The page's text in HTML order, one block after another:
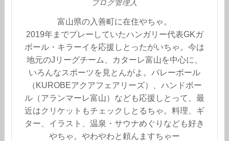
ブログ管理人
富山県の入善町に在住やちゃ。
2019年までプレーしていたハンガリー代表GKガ
ボール・キラーイを応援しとったがいちゃ。今は
地元のJリーグチーム、カターレ富山を中心に、
いろんなスポーツを見とんがよ。バレーボール
（KUROBEアクアフェアリーズ）、ハンドボー
ル（アランマーレ富山）なども応援しとって、最
近はクリケットもチェックしとるちゃ。料理、ギ
ター、イラスト、温泉・サウナめぐりなども好き
やちゃ。やわやわと頼んますちゃー